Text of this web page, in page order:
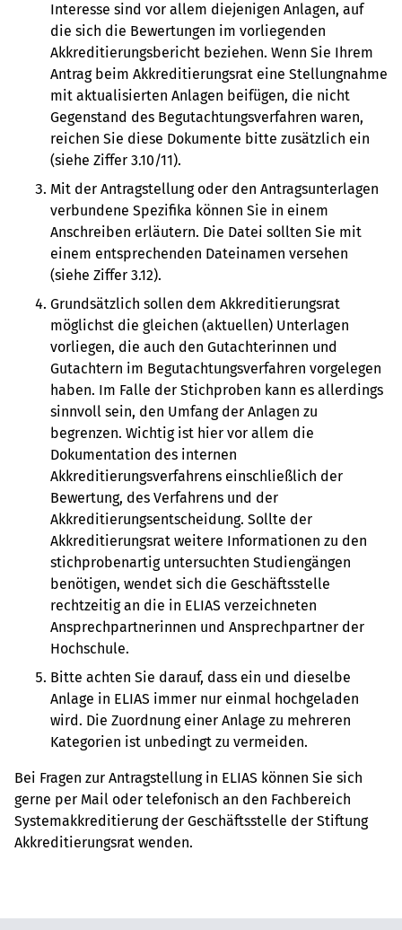
Interesse sind vor allem diejenigen Anlagen, auf
die sich die Bewertungen im vorliegenden
Akkreditierungsbericht beziehen. Wenn Sie Ihrem
Antrag beim Akkreditierungsrat eine Stellungnahme
mit aktualisierten Anlagen beifügen, die nicht
Gegenstand des Begutachtungsverfahren waren,
reichen Sie diese Dokumente bitte zusätzlich ein
(siehe Ziffer 3.10/11).
Mit der Antragstellung oder den Antragsunterlagen
verbundene Spezifika können Sie in einem
Anschreiben erläutern. Die Datei sollten Sie mit
einem entsprechenden Dateinamen versehen
(siehe Ziffer 3.12).
Grundsätzlich sollen dem Akkreditierungsrat
möglichst die gleichen (aktuellen) Unterlagen
vorliegen, die auch den Gutachterinnen und
Gutachtern im Begutachtungsverfahren vorgelegen
haben. Im Falle der Stichproben kann es allerdings
sinnvoll sein, den Umfang der Anlagen zu
begrenzen. Wichtig ist hier vor allem die
Dokumentation des internen
Akkreditierungsverfahrens einschließlich der
Bewertung, des Verfahrens und der
Akkreditierungsentscheidung. Sollte der
Akkreditierungsrat weitere Informationen zu den
stichprobenartig untersuchten Studiengängen
benötigen, wendet sich die Geschäftsstelle
rechtzeitig an die in ELIAS verzeichneten
Ansprechpartnerinnen und Ansprechpartner der
Hochschule.
Bitte achten Sie darauf, dass ein und dieselbe
Anlage in ELIAS immer nur einmal hochgeladen
wird. Die Zuordnung einer Anlage zu mehreren
Kategorien ist unbedingt zu vermeiden.
Bei Fragen zur Antragstellung in ELIAS können Sie sich
gerne per Mail oder telefonisch an den Fachbereich
Systemakkreditierung der Geschäftsstelle der Stiftung
Akkreditierungsrat wenden.